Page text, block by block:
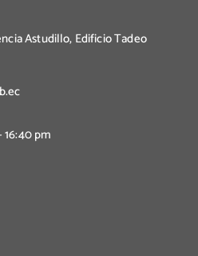
Astudillo, Edificio Tadeo
16:40 pm